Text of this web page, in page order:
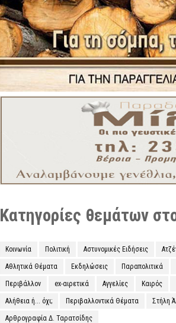
Κατηγορίες θεμάτων
Κοινωνία Πολιτική Αστυνομικές Ειδήσεις
Αθλητικά Θέματα Εκδηλώσεις Παραπολιτικά
Περιβάλλον ex-αιρετικά Αγγελίες Καιρός
Αλήθεια ή... όχι; Περιβαλλοντικά Θέματα Στήλη
Αρθρογραφία Δ. Ταρατσίδης